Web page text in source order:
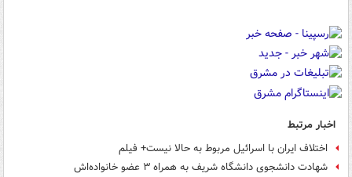
اخبار مرتبط
اختلاف ایران با اسرائیل مربوط به حالا نیست+ فیلم
شهادت دانشجوی دانشگاه شریف به همراه ۳ عضو خانواده‌اش